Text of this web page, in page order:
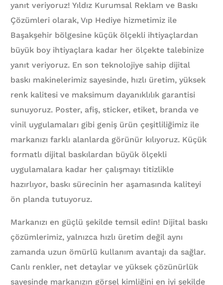
yanıt veriyoruz! Yıldız Kurumsal Reklam ve Baskı
Çözümleri olarak, Vıp Hediye hizmetimiz ile
Başakşehir bölgesine küçük ölçekli ihtiyaçlardan
büyük boy ihtiyaçlara kadar her ölçekte talebinize
yanıt veriyoruz. En son teknolojiye sahip dijital
baskı makinelerimiz sayesinde, hızlı üretim, yüksek
renk kalitesi ve maksimum dayanıklılık garantisi
sunuyoruz. Poster, afiş, sticker, etiket, branda ve
vinil uygulamaları gibi geniş ürün çeşitliliğimiz ile
markanızı farklı alanlarda görünür kılıyoruz. Küçük
formatlı dijital baskılardan büyük ölçekli
uygulamalara kadar her çalışmayı titizlikle
hazırlıyor, baskı sürecinin her aşamasında kaliteyi
ön planda tutuyoruz.
Markanızı en güçlü şekilde temsil edin! Dijital baskı
çözümlerimiz, yalnızca hızlı üretim değil aynı
zamanda uzun ömürlü kullanım avantajı da sağlar.
Canlı renkler, net detaylar ve yüksek çözünürlük
sayesinde markanızın görsel kimliğini en iyi şekilde